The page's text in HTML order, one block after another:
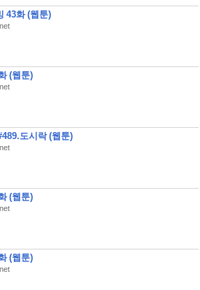
43화 (웹툰)
(웹툰)
도시락 (웹툰)
(웹툰)
(웹툰)